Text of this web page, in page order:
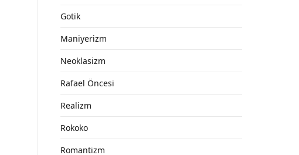
Gotik
Maniyerizm
Neoklasizm
Rafael Öncesi
Realizm
Rokoko
Romantizm